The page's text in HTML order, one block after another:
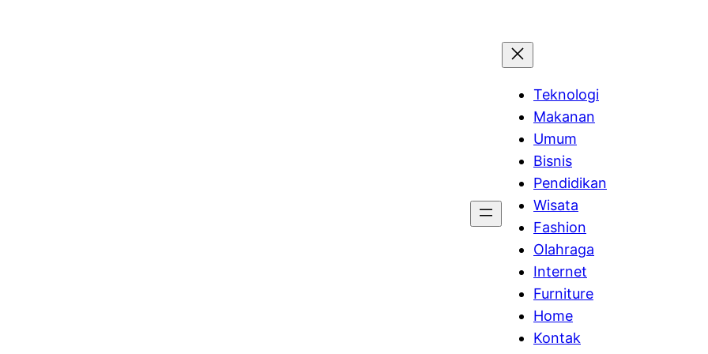
Teknologi
Makanan
Umum
Bisnis
Pendidikan
Wisata
Fashion
Olahraga
Internet
Furniture
Home
Kontak